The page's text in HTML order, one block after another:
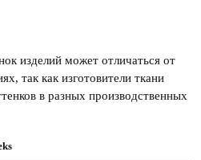
изделий может отличаться от
так как изготовители ткани
в разных производственных